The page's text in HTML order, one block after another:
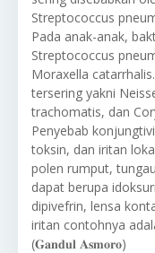
Streptococcus
Pada anak-anak,
Streptococcus
Moraxella
tersering yakni
trachomatis, dan
Penyebab
toksin, dan iritan
polen rumput,
dapat berupa
dipivefrin, lensa
iritan contohnya
(𝐆𝐚𝐧𝐝𝐮𝐥 𝐀𝐬𝐦𝐨𝐫𝐨)